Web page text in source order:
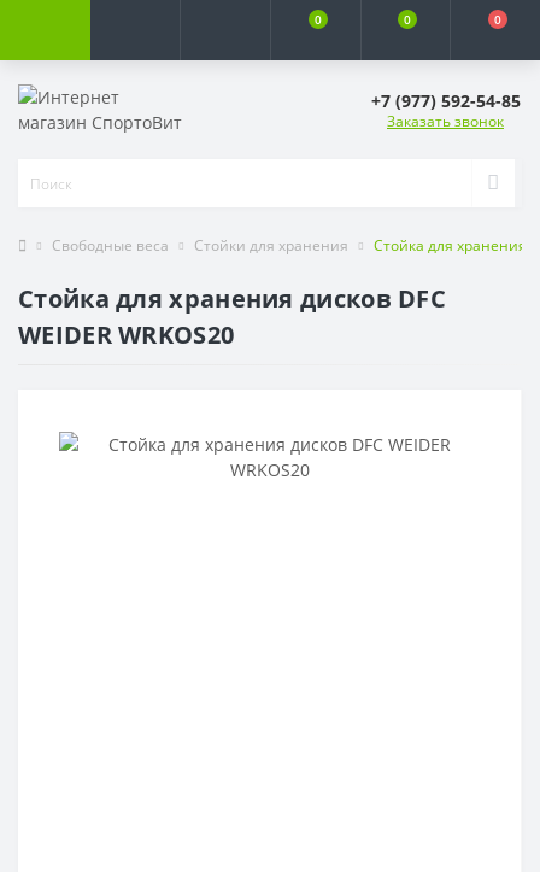
0 0 0
+7 (977) 592-54-85
Заказать звонок
Свободные веса Стойки для хранения Стойка для хранения
Стойка для хранения дисков DFC
WEIDER WRKOS20